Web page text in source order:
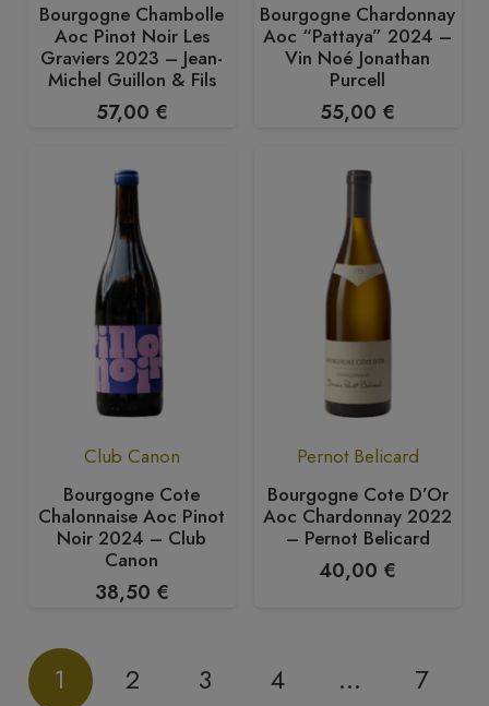
Bourgogne Chambolle
Aoc Pinot Noir Les
Graviers 2023 – Jean-
Michel Guillon & Fils
57,00 €
Bourgogne Chardonnay
Aoc “Pattaya” 2024 –
Vin Noé Jonathan
Purcell
55,00 €
Club Canon
Bourgogne Cote
Chalonnaise Aoc Pinot
Noir 2024 – Club
Canon
38,50 €
Pernot Belicard
Bourgogne Cote D’Or
Aoc Chardonnay 2022
– Pernot Belicard
40,00 €
1 2 3 4 … 7